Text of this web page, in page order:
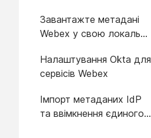
Завантажте метадані
Webex у свою локальну
Налаштування Okta для
сервісів Webex
Імпорт метаданих IdP
та ввімкнення єдиного